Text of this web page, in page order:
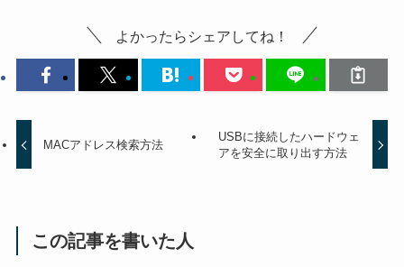
よかったらシェアしてね！
MACアドレス検索方法
USBに接続したハードウェ
アを安全に取り出す方法
この記事を書いた人